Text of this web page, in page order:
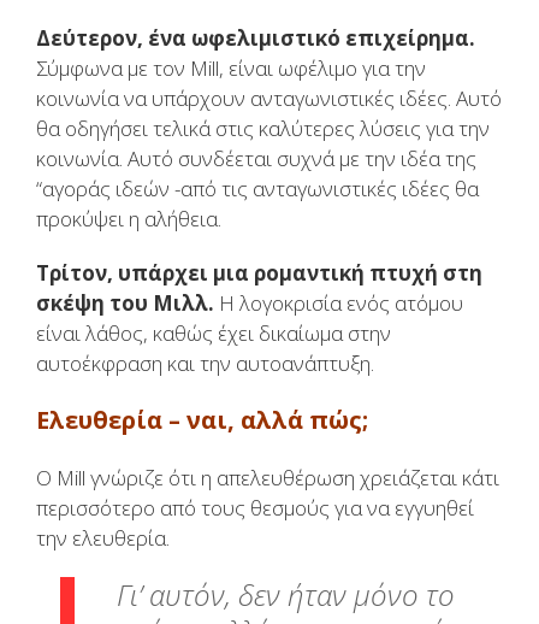
Δεύτερον, ένα ωφελιμιστικό επιχείρημα.
Σύμφωνα με τον Mill, είναι ωφέλιμο για την
κοινωνία να υπάρχουν ανταγωνιστικές ιδέες. Αυτό
θα οδηγήσει τελικά στις καλύτερες λύσεις για την
κοινωνία. Αυτό συνδέεται συχνά με την ιδέα της
“αγοράς ιδεών -από τις ανταγωνιστικές ιδέες θα
προκύψει η αλήθεια.
Τρίτον, υπάρχει μια ρομαντική πτυχή στη
σκέψη του Μιλλ. Η λογοκρισία ενός ατόμου
είναι λάθος, καθώς έχει δικαίωμα στην
αυτοέκφραση και την αυτοανάπτυξη.
Ελευθερία – ναι, αλλά πώς;
Ο Mill γνώριζε ότι η απελευθέρωση χρειάζεται κάτι
περισσότερο από τους θεσμούς για να εγγυηθεί
την ελευθερία.
Γι’ αυτόν, δεν ήταν μόνο το